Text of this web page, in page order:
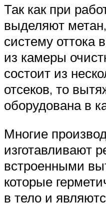
Так как при
выделяют
систему оттока
из камеры
состоит из
отсеков, то
оборудована в
Многие
изготавливают
встроенными
которые
в тело и